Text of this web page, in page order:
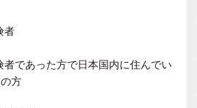
者
者であった方で日本国内に住んでい
方